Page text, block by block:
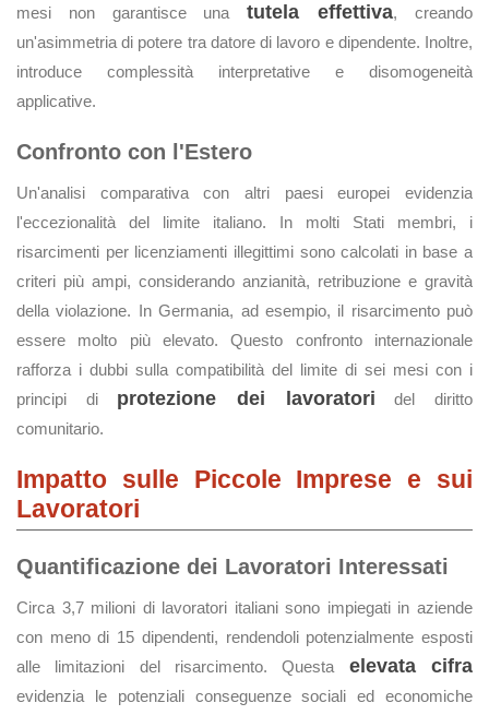
mesi non garantisce unatutela effettiva, creando
un'asimmetria di potere tra datore di lavoro e dipendente. Inoltre,
introduce complessità interpretative e disomogeneità
applicative.
Confronto con l'Estero
Un'analisi comparativa con altri paesi europei evidenzia
l'eccezionalità del limite italiano. In molti Stati membri, i
risarcimenti per licenziamenti illegittimi sono calcolati in base a
criteri più ampi, considerando anzianità, retribuzione e gravità
della violazione. In Germania, ad esempio, il risarcimento può
essere molto più elevato. Questo confronto internazionale
rafforza i dubbi sulla compatibilità del limite di sei mesi con i
principi di protezione dei lavoratori del diritto
comunitario.
Impatto sulle Piccole Imprese e sui
Lavoratori
Quantificazione dei Lavoratori Interessati
Circa 3,7 milioni di lavoratori italiani sono impiegati in aziende
con meno di 15 dipendenti, rendendoli potenzialmente esposti
alle limitazioni del risarcimento. Questa elevata cifra
evidenzia le potenziali conseguenze sociali ed economiche